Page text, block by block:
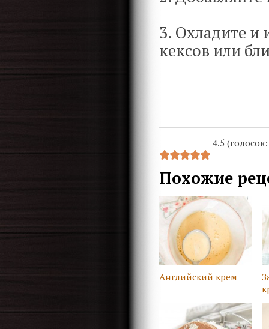
3. Охладите и
кексов или
4.5
Похожие
Английский крем